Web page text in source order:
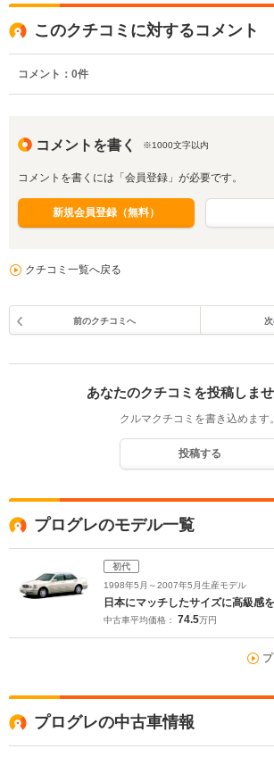
このクチコミに対するコメント
コメント： 0件
コメントを書く ※1000文字以内
コメントを書くには「会員登録」が必要です。
新規会員登録（無料）
クチコミ一覧へ戻る
前のクチコミへ
あなたのクチコミを投稿しま
クルマクチコミを書き込めます。
投稿する
プログレのモデル一覧
初代
1998年5月～2007年5月生産モデル
日本にマッチしたサイズに高級感
中古車平均価格： 74.5万円
プログレの中古車情報